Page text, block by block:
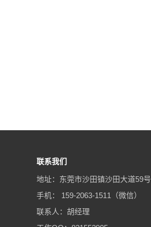
联系我们
地址：东莞市沙田镇沙田大道59号
手机： 159-2063-1511（微信）
联系人：胡经理